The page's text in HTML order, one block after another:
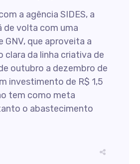
a agência SIDES, a
de volta com uma
GNV, que aproveita a
clara da linha criativa de
outubro a dezembro de
investimento de R$ 1,5
tem como meta
o abastecimento